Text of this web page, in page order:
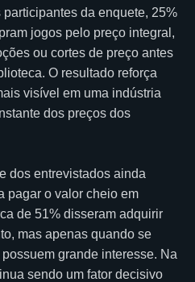
da enquete, 25%
jogos pelo preço integral,
ou cortes de preço antes
O resultado reforça
visível em uma indústria
dos preços dos
dos entrevistados ainda
pagar o valor cheio em
de 51% disseram adquirir
mas apenas quando se
grande interesse. Na
sendo um fator decisivo